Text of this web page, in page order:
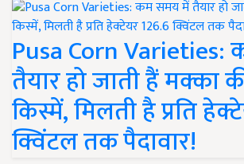
Pusa Corn
तैयार हो जाती हैं मक्का
किस्में, मिलती है प्रति
क्विंटल तक पैदावार!